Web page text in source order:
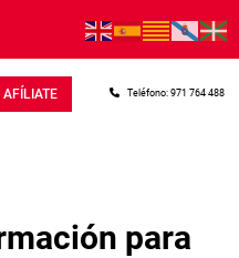
AFÍLIATE Teléfono: 971 764 488
para